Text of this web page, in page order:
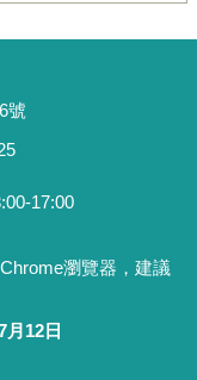
號
17:00
瀏覽器，建議
月12日